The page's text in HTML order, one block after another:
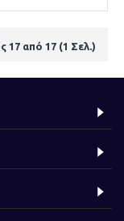
17 από 17 (1 Σελ.)